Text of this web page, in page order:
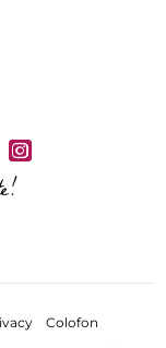
Colofon